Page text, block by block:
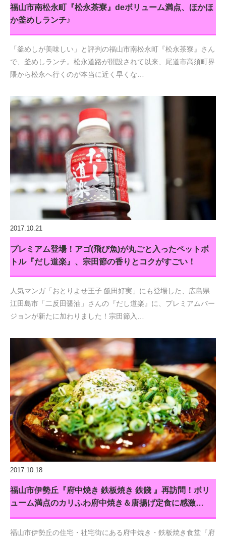
福山市南松永町『松永茶寮』deボリューム満点、ほかほ
か釜めしランチ♪
「釜めしが美味しい」と評判の福山市南松永町『松永茶寮』さん
で、釜めしランチ。松永道路が開設されて以来、尾道市高須町界
隈から松永へ行くのが本当に近く早くな…
2017.10.21
プレミアム登場！アゴ(飛び魚)が丸ごと入ったペットボ
トル『だし道楽』、宗田節の香りとコクがすごい！
人気マンガ「おとりよせ王子 飯田好実」にも登場した、広島県
江田島市「二反田醤油」さんの『だし道楽』に、プレミアムバー
ジョンが新たに加わりました！宗田節入…
2017.10.18
福山市伊勢丘『府中焼き 鉄板焼き 鉄餞 』再訪問！ボリ
ューム満点のカリふわ府中焼き＆唐揚げ定食に感激…
福山市伊勢丘の住宅・社宅街にある府中焼き・鉄板焼き食堂『府